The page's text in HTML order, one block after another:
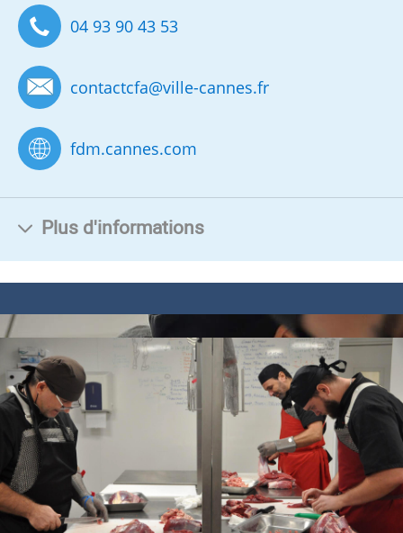
04 93 90 43 53
contactcfa@ville-cannes.fr
fdm.cannes.com
Plus d'informations